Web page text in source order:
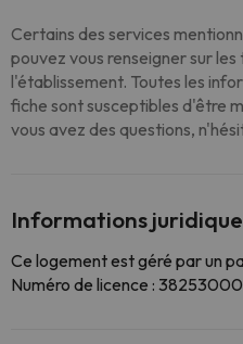
Certains des services
pouvez vous renseigner sur
l'établissement. Toutes les
fiche sont susceptibles d'être
vous avez des questions,
Informations
Ce logement est géré par un
Numéro de licence :